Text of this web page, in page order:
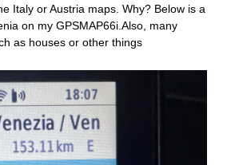
Italy or Austria maps. Why? Below is a
on my GPSMAP66i.Also, many
as houses or other things